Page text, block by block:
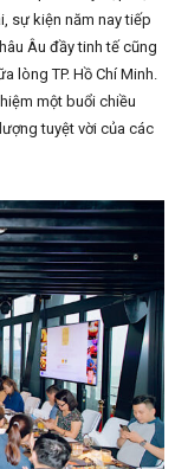
sự kiện năm nay tiếp
Âu đầy tinh tế cũng
lòng TP. Hồ Chí Minh.
một buổi chiều
tuyệt vời của các